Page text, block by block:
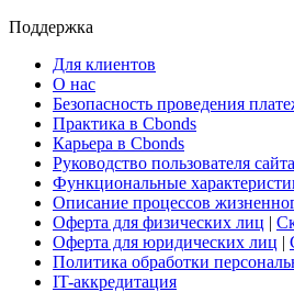
Поддержка
Для клиентов
О нас
Безопасность проведения
Практика в Cbonds
Карьера в Cbonds
Руководство пользователя сайта
Функциональные
Описание процессов
Оферта для физических лиц |
Оферта для юридических лиц |
Политика обработки
IT-аккредитация